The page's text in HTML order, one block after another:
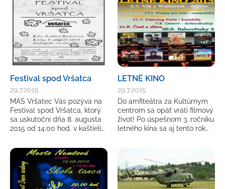
Festival spod Vršatca
29.7.2015
MAS Vršatec Vás pozýva na
Festival spod Vršatca, ktorý
sa uskutoční dňa 8. augusta
2015 od 14:00 hod. v kaštieli…
LETNÉ KINO
29.7.2015
Do amfiteátra za Kultúrnym
centrom sa opäť vráti filmový
život! Po úspešnom 3. ročníku
letného kina sa aj tento rok…